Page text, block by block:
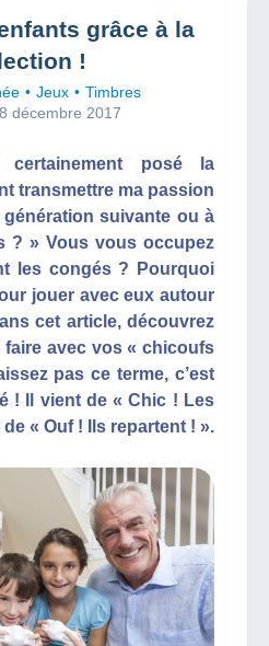
grâce à la
!
Jeux
Timbres
décembre 2017
posé la
transmettre ma passion
suivante ou à
? » Vous vous occupez
les congés ? Pourquoi
jouer avec eux autour
cet article, découvrez
avec vos « chicoufs
pas ce terme, c’est
! Il vient de « Chic ! Les
« Ouf ! Ils repartent ! ».